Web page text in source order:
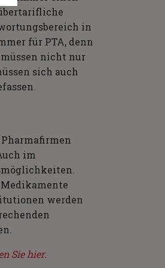
in
für PTA, denn
nicht nur
sich auch
im
werden
Sie hier.